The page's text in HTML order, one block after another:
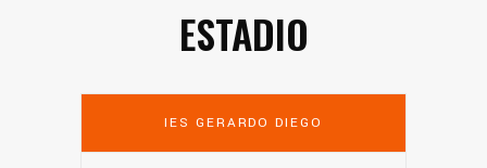
ESTADIO
IES GERARDO DIEGO